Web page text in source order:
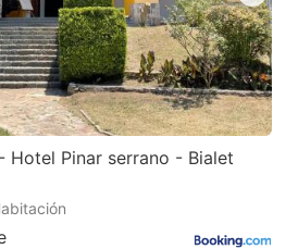
Hotel Pinar serrano - Bialet